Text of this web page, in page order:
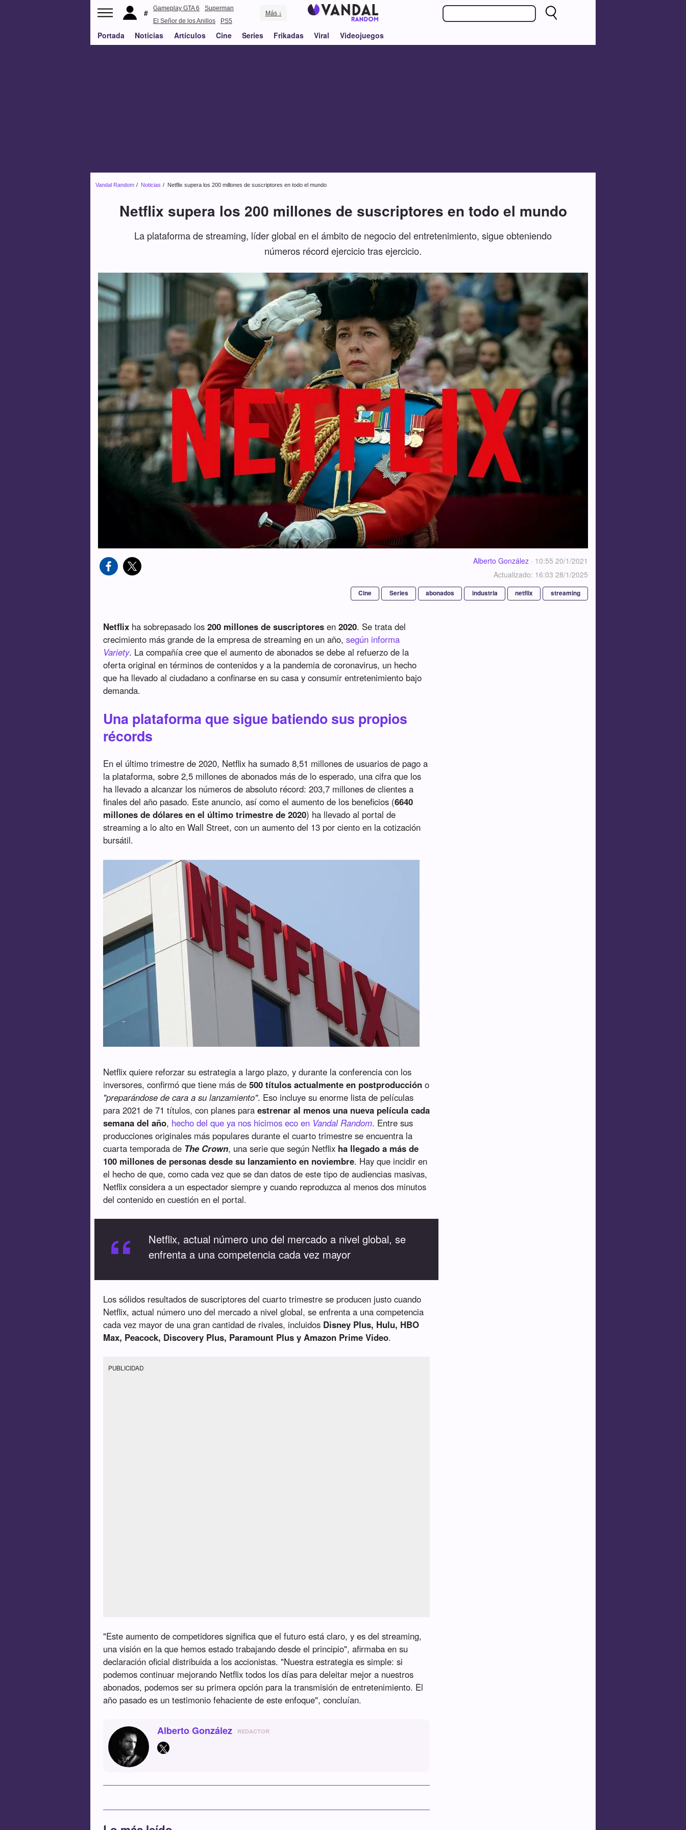
Gameplay GTA 6
Superman
El Señor de los Anillos
PS5
Más ↓
Portada Noticias Artículos Cine Series Frikadas Viral Videojuegos
Vandal Random Noticias Netflix supera los 200 millones de suscriptores en todo el mundo
Netflix supera los 200 millones de suscriptores en todo el mundo
La plataforma de streaming, líder global en el ámbito de negocio del entretenimiento, sigue obteniendo
números récord ejercicio tras ejercicio.
Alberto González · 10:55 20/1/2021
Actualizado: 16:03 28/1/2025
Cine Series abonados industria netflix streaming
Netflix ha sobrepasado los200 millones de suscriptores en2020. Se trata del
crecimiento más grande de la empresa de streaming en un año,según informa
Variety. La compañía cree que el aumento de abonados se debe al refuerzo de la
oferta original en términos de contenidos y a la pandemia de coronavirus, un hecho
que ha llevado al ciudadano a confinarse en su casa y consumir entretenimiento bajo
demanda.
Una plataforma que sigue batiendo sus propios
récords
En el último trimestre de 2020, Netflix ha sumado 8,51 millones de usuarios de pago a
la plataforma, sobre 2,5 millones de abonados más de lo esperado, una cifra que los
ha llevado a alcanzar los números de absoluto récord: 203,7 millones de clientes a
finales del año pasado. Este anuncio, así como el aumento de los beneficios (6640
millones de dólares en el último trimestre de 2020) ha llevado al portal de
streaming a lo alto en Wall Street, con un aumento del 13 por ciento en la cotización
bursátil.
Netflix quiere reforzar su estrategia a largo plazo, y durante la conferencia con los
inversores, confirmó que tiene más de500 títulos actualmente en postproducción o
"preparándose de cara a su lanzamiento". Eso incluye su enorme lista de películas
para 2021 de 71 títulos, con planes paraestrenar al menos una nueva película cada
semana del año, hecho del que ya nos hicimos eco en Vandal Random. Entre sus
producciones originales más populares durante el cuarto trimestre se encuentra la
cuarta temporada de The Crown, una serie que según Netflix ha llegado a más de
100 millones de personas desde su lanzamiento en noviembre. Hay que incidir en
el hecho de que, como cada vez que se dan datos de este tipo de audiencias masivas,
Netflix considera a un espectador siempre y cuando reproduzca al menos dos minutos
del contenido en cuestión en el portal.
“
Netflix, actual número uno del mercado a nivel global, se
enfrenta a una competencia cada vez mayor
Los sólidos resultados de suscriptores del cuarto trimestre se producen justo cuando
Netflix, actual número uno del mercado a nivel global, se enfrenta a una competencia
cada vez mayor de una gran cantidad de rivales, incluidos Disney Plus, Hulu, HBO
Max, Peacock, Discovery Plus, Paramount Plus y Amazon Prime Video.
PUBLICIDAD
"Este aumento de competidores significa que el futuro está claro, y es del streaming,
una visión en la que hemos estado trabajando desde el principio", afirmaba en su
declaración oficial distribuida a los accionistas. "Nuestra estrategia es simple: si
podemos continuar mejorando Netflix todos los días para deleitar mejor a nuestros
abonados, podemos ser su primera opción para la transmisión de entretenimiento. El
año pasado es un testimonio fehaciente de este enfoque", concluían.
Alberto González REDACTOR